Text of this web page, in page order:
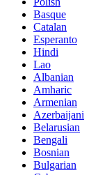
Basque
Catalan
Esperanto
Hindi
Lao
Albanian
Amharic
Armenian
Azerbaijani
Belarusian
Bengali
Bosnian
Bulgarian